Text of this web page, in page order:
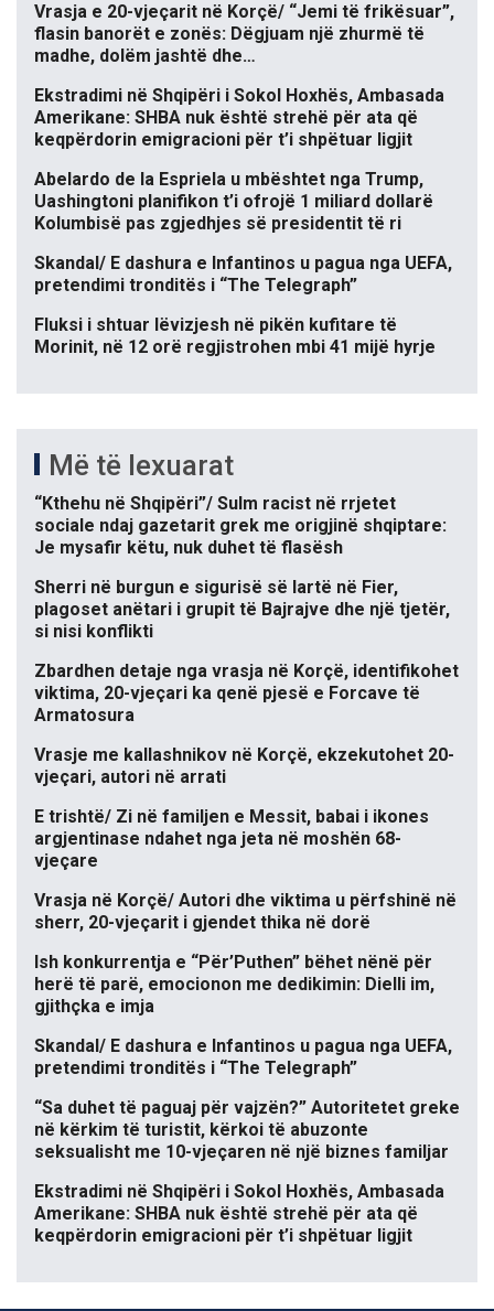
Vrasja e 20-vjeçarit në Korçë/ “Jemi të frikësuar”,
flasin banorët e zonës: Dëgjuam një zhurmë të
madhe, dolëm jashtë dhe…
Ekstradimi në Shqipëri i Sokol Hoxhës, Ambasada
Amerikane: SHBA nuk është strehë për ata që
keqpërdorin emigracioni për t’i shpëtuar ligjit
Abelardo de la Espriela u mbështet nga Trump,
Uashingtoni planifikon t’i ofrojë 1 miliard dollarë
Kolumbisë pas zgjedhjes së presidentit të ri
Skandal/ E dashura e Infantinos u pagua nga UEFA,
pretendimi tronditës i “The Telegraph”
Fluksi i shtuar lëvizjesh në pikën kufitare të
Morinit, në 12 orë regjistrohen mbi 41 mijë hyrje
Më të lexuarat
“Kthehu në Shqipëri”/ Sulm racist në rrjetet
sociale ndaj gazetarit grek me origjinë shqiptare:
Je mysafir këtu, nuk duhet të flasësh
Sherri në burgun e sigurisë së lartë në Fier,
plagoset anëtari i grupit të Bajrajve dhe një tjetër,
si nisi konflikti
Zbardhen detaje nga vrasja në Korçë, identifikohet
viktima, 20-vjeçari ka qenë pjesë e Forcave të
Armatosura
Vrasje me kallashnikov në Korçë, ekzekutohet 20-
vjeçari, autori në arrati
E trishtë/ Zi në familjen e Messit, babai i ikones
argjentinase ndahet nga jeta në moshën 68-
vjeçare
Vrasja në Korçë/ Autori dhe viktima u përfshinë në
sherr, 20-vjeçarit i gjendet thika në dorë
Ish konkurrentja e “Për’Puthen” bëhet nënë për
herë të parë, emocionon me dedikimin: Dielli im,
gjithçka e imja
Skandal/ E dashura e Infantinos u pagua nga UEFA,
pretendimi tronditës i “The Telegraph”
“Sa duhet të paguaj për vajzën?” Autoritetet greke
në kërkim të turistit, kërkoi të abuzonte
seksualisht me 10-vjeçaren në një biznes familjar
Ekstradimi në Shqipëri i Sokol Hoxhës, Ambasada
Amerikane: SHBA nuk është strehë për ata që
keqpërdorin emigracioni për t’i shpëtuar ligjit